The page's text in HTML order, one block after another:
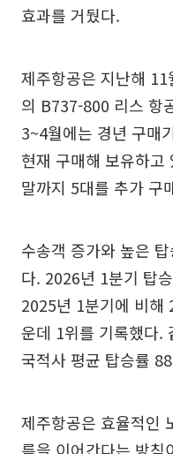
효과를 거뒀다.
제주항공은 지난해
의 B737-800 리스 항
3~4월에는 경년 구매
현재 구매해 보유하
말까지 5대를 추가 구
수송객 증가와 높은
다. 2026년 1분기 탑
2025년 1분기에 비해
운데 1위를 기록했다.
국적사 평균 탑승률
제주항공은 효율적인
름을 이어간다는 방침